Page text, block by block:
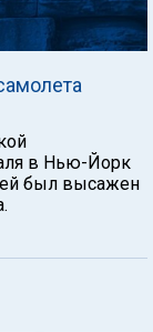
в Нью-Йорк
был высажен